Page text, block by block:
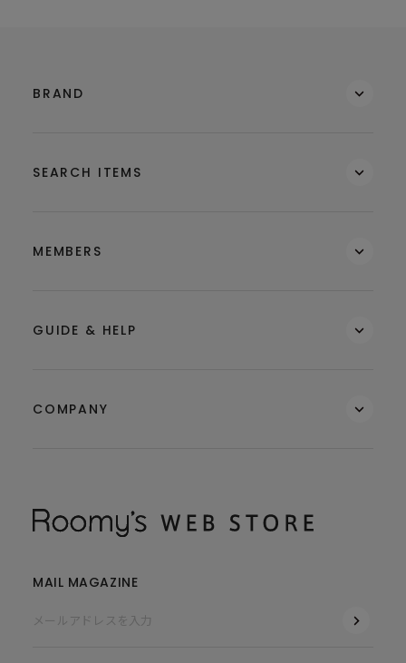
BRAND
SEARCH ITEMS
MEMBERS
GUIDE & HELP
COMPANY
MAIL MAGAZINE